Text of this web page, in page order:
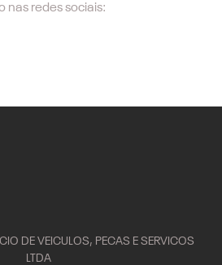
nas redes sociais:
DE VEICULOS, PECAS E SERVICOS
LTDA